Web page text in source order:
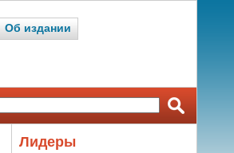
Об издании
Лидеры